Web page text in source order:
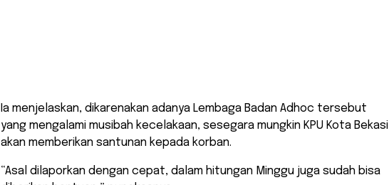
Ia menjelaskan, dikarenakan adanya Lembaga Badan Adhoc tersebut
yang mengalami musibah kecelakaan, sesegara mungkin KPU Kota Bekasi
akan memberikan santunan kepada korban.
“Asal dilaporkan dengan cepat, dalam hitungan Minggu juga sudah bisa